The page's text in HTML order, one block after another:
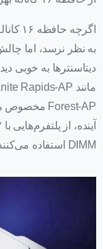
به نظر نرسد، اما
DIMM استفاده می‌کنند.